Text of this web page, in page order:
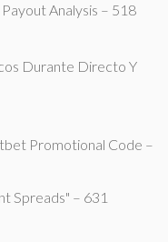
Analysis – 518
Durante Directo Y
Promotional Code –
Spreads" – 631